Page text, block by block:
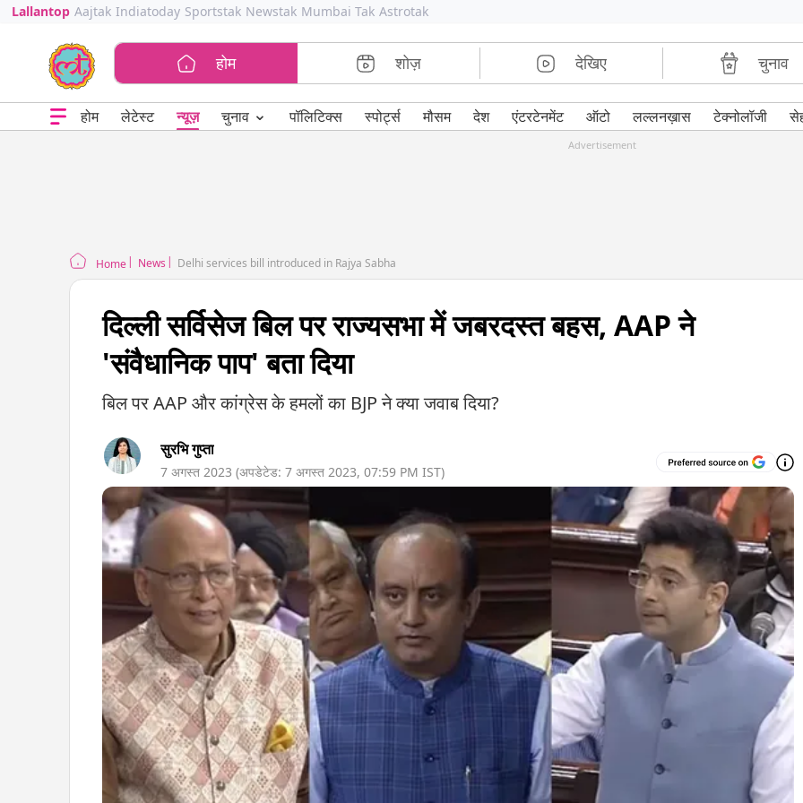
Lallantop Aajtak Indiatoday Sportstak Newstak Mumbai Tak Astrotak
होम शोज़ देखिए चुनाव
होम लेटेस्ट न्यूज़ चुनाव ⌄ पॉलिटिक्स स्पोर्ट्स मौसम देश एंटरटेनमेंट ऑटो लल्लनख़ास टेक्नोलॉजी
Advertisement
Home News Delhi services bill introduced in Rajya Sabha
दिल्ली सर्विसेज बिल पर राज्यसभा में जबरदस्त बहस, AAP ने
'संवैधानिक पाप' बता दिया
बिल पर AAP और कांग्रेस के हमलों का BJP ने क्या जवाब दिया?
सुरभि गुप्ता
7 अगस्त 2023 (अपडेटेड: 7 अगस्त 2023, 07:59 PM IST)